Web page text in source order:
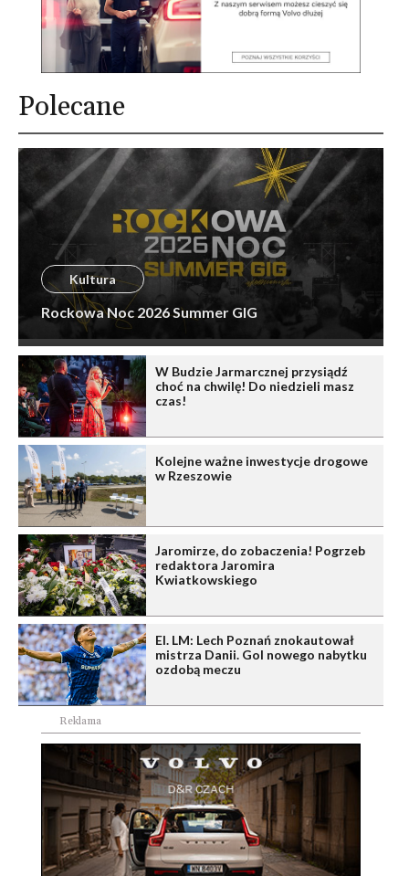
Polecane
Kultura
Rockowa Noc 2026 Summer GIG
W Budzie Jarmarcznej przysiądź
choć na chwilę! Do niedzieli masz
czas!
Kolejne ważne inwestycje drogowe
w Rzeszowie
Jaromirze, do zobaczenia! Pogrzeb
redaktora Jaromira
Kwiatkowskiego
El. LM: Lech Poznań znokautował
mistrza Danii. Gol nowego nabytku
ozdobą meczu
Reklama